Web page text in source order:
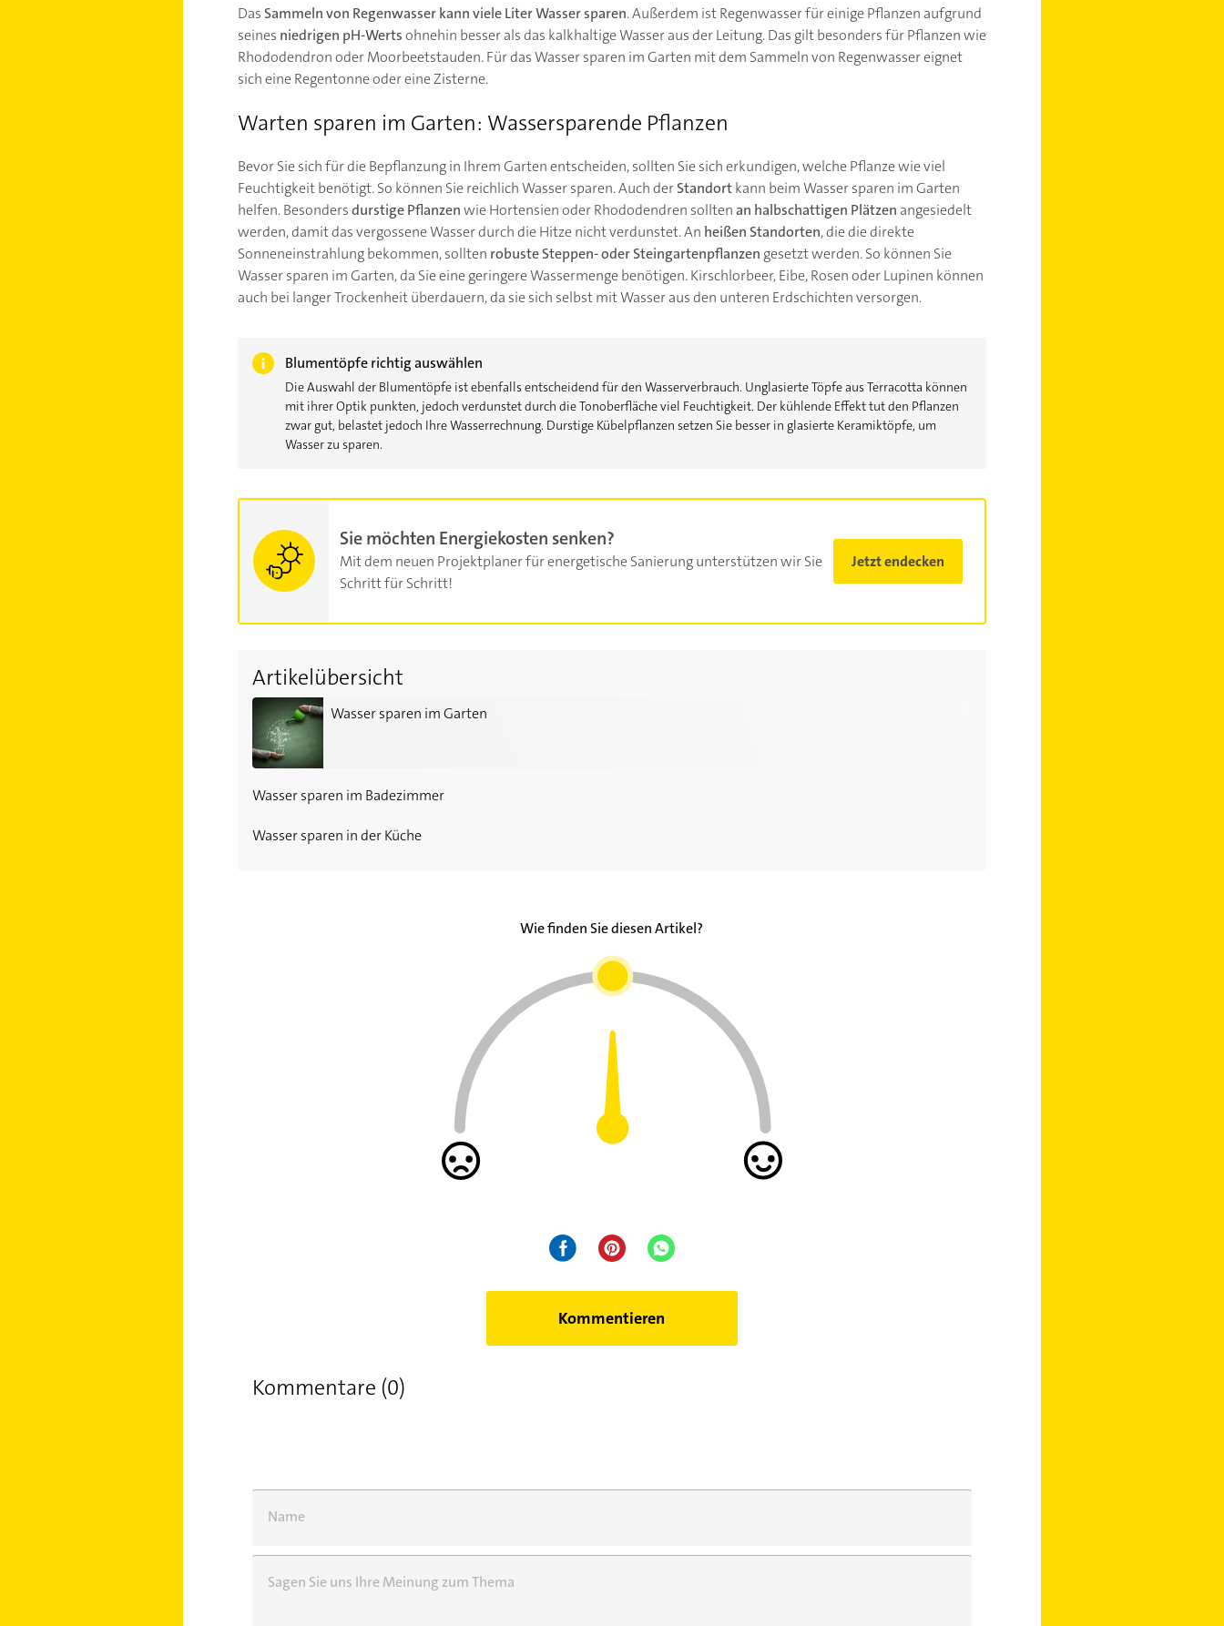
Das Sammeln von Regenwasserkann viele Liter Wasser sparen. Außerdem ist Regenwasser für einige Pflanzen aufgrund
seines niedrigen pH-Wertsohnehin besser als das kalkhaltige Wasser aus der Leitung. Das gilt besonders für Pflanzen wie
Rhododendron oder Moorbeetstauden. Für das Wasser sparen im Garten mit dem Sammeln von Regenwasser eignet
sich eine Regentonne oder eine Zisterne.
Warten sparen im Garten: Wassersparende Pflanzen
Bevor Sie sich für die Bepflanzung in Ihrem Garten entscheiden, sollten Sie sich erkundigen, welche Pflanze wie viel
Feuchtigkeit benötigt. So können Sie reichlich Wasser sparen. Auch derStandortkann beim Wasser sparen im Garten
helfen. Besondersdurstige Pflanzenwie Hortensien oder Rhododendren solltenan halbschattigen Plätzen angesiedelt
werden, damit das vergossene Wasser durch die Hitze nicht verdunstet. An heißen Standorten, die die direkte
Sonneneinstrahlung bekommen, sollten robuste Steppen- oder Steingartenpflanzen gesetzt werden. So können Sie
Wasser sparen im Garten, da Sie eine geringere Wassermenge benötigen. Kirschlorbeer, Eibe, Rosen oder Lupinen können
auch bei langer Trockenheit überdauern, da sie sich selbst mit Wasser aus den unteren Erdschichten versorgen.
Blumentöpfe richtig auswählen
Die Auswahl der Blumentöpfe ist ebenfalls entscheidend für den Wasserverbrauch. Unglasierte Töpfe aus Terracotta können
mit ihrer Optik punkten, jedoch verdunstet durch die Tonoberfläche viel Feuchtigkeit. Der kühlende Effekt tut den Pflanzen
zwar gut, belastet jedoch Ihre Wasserrechnung. Durstige Kübelpflanzen setzen Sie besser in glasierte Keramiktöpfe, um
Wasser zu sparen.
Sie möchten Energiekosten senken?
Mit dem neuen Projektplaner für energetische Sanierung unterstützen wir Sie
Schritt für Schritt!
Jetzt endecken
Artikelübersicht
Wasser sparen im Garten
Wasser sparen im Garten
Wasser sparen im Badezimmer
Wasser sparen in der Küche
Wie finden Sie diesen Artikel?
Kommentieren
Kommentare (0)
Name
Sagen Sie uns Ihre Meinung zum Thema